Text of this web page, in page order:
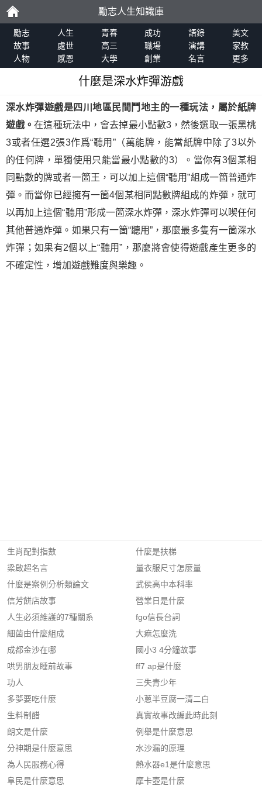
勵
志
勵志人生知識庫
勵志 人生 青春 成功 語錄
美文
故事
處世 高三 職場 演講
家教
人物
感恩 大學 創業 名言 更多
什麼是深水炸彈游戲
深水炸彈遊戲是四川地區民間鬥地主的一種玩法，屬於紙牌
遊戲 。在這種玩法中，會去掉最小點數3，然後選取一張黑桃
3或者任選2張3作爲“聽用”（萬能牌，能當紙牌中除了3以外
的任何牌，單獨使用只能當最小點數的3）。當你有3個某相
同點數的牌或者一箇王，可以加上這個“聽用”組成一箇普通炸
彈。而當你已經擁有一箇4個某相同點數牌組成的炸彈，就可
以再加上這個“聽用”形成一箇深水炸彈，深水炸彈可以喫任何
其他普通炸彈。如果只有一箇“聽用”，那麼最多隻有一箇深水
炸彈；如果有2個以上“聽用”，那麼將會使得遊戲產生更多的
不確定性，增加遊戲難度與樂趣。
生肖配對指數
梁啟超名言
什麼是案例分析類論文
信芳餅店故事
人生必須維護的7種關系
細菌由什麼組成
成都金沙在哪
哄男朋友睡前故事
功人
多夢要吃什麼
生料制醋
朗文是什麼
分神期是什麼意思
為人民服務心得
阜民是什麼意思
什麼是扶梯
量衣服尺寸怎麼量
武侯高中本科率
營業日是什麼
fgo信長台詞
大痲怎麼洗
國小3 4分鐘故事
ff7 ap是什麼
三失青少年
小蔥半豆腐一清二白
真實故事改編此時此刻
例舉是什麼意思
水沙漏的原理
熱水器e1是什麼意思
摩卡壺是什麼